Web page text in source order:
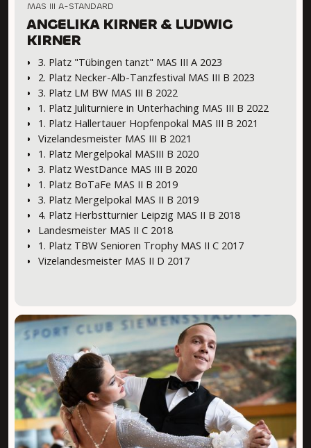
MAS III A-STANDARD
ANGELIKA KIRNER & LUDWIG
KIRNER
3. Platz "Tübingen tanzt" MAS III A 2023
2. Platz Necker-Alb-Tanzfestival MAS III B 2023
3. Platz LM BW MAS III B 2022
1. Platz Juliturniere in Unterhaching MAS III B 2022
1. Platz Hallertauer Hopfenpokal MAS III B 2021
Vizelandesmeister MAS III B 2021
1. Platz Mergelpokal MASIII B 2020
3. Platz WestDance MAS III B 2020
1. Platz BoTaFe MAS II B 2019
3. Platz Mergelpokal MAS II B 2019
4. Platz Herbstturnier Leipzig MAS II B 2018
Landesmeister MAS II C 2018
1. Platz TBW Senioren Trophy MAS II C 2017
Vizelandesmeister MAS II D 2017